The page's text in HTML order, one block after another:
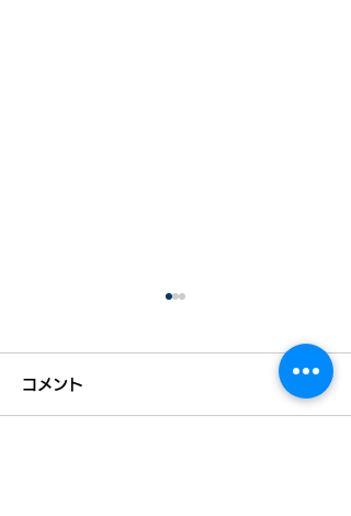
コメント